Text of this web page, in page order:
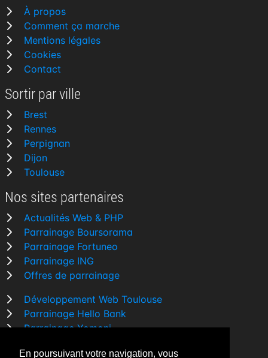
En poursuivant votre navigation, vous
À propos
Comment ça marche
Mentions légales
Cookies
Contact
Sortir par ville
Brest
Rennes
Perpignan
Dijon
Toulouse
Nos sites partenaires
Actualités Web & PHP
Parrainage Boursorama
Parrainage Fortuneo
Parrainage ING
Offres de parrainage
Développement Web Toulouse
Parrainage Hello Bank
Parrainage Yomoni